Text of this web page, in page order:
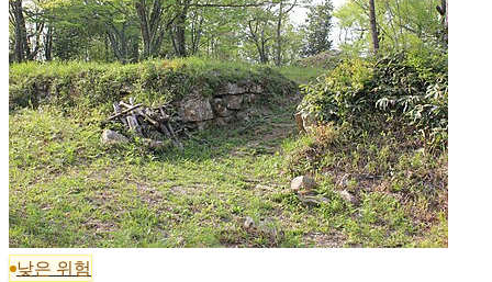
낮은 위험